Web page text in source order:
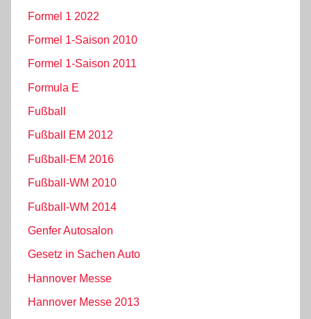
Formel 1 2022
Formel 1-Saison 2010
Formel 1-Saison 2011
Formula E
Fußball
Fußball EM 2012
Fußball-EM 2016
Fußball-WM 2010
Fußball-WM 2014
Genfer Autosalon
Gesetz in Sachen Auto
Hannover Messe
Hannover Messe 2013